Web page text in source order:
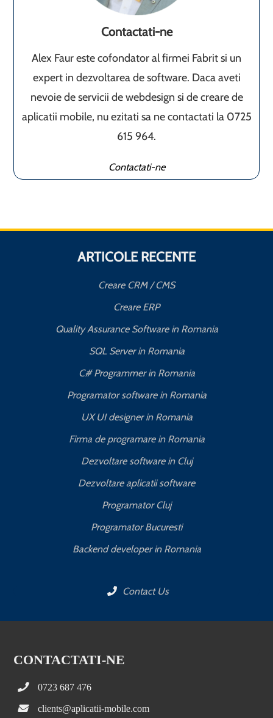
Contactati-ne
Alex Faur este cofondator al firmei Fabrit si un
expert in dezvoltarea de software. Daca aveti
nevoie de servicii de webdesign si de creare de
aplicatii mobile, nu ezitati sa ne contactati la 0725
615 964.
Contactati-ne
ARTICOLE RECENTE
Creare CRM / CMS
Creare ERP
Quality Assurance Software in Romania
SQL Server in Romania
C# Programmer in Romania
Programator software in Romania
UX UI designer in Romania
Firma de programare in Romania
Dezvoltare software in Cluj
Dezvoltare aplicatii software
Programator Cluj
Programator Bucuresti
Backend developer in Romania
Contact Us
CONTACTATI-NE
0723 687 476
clients@aplicatii-mobile.com